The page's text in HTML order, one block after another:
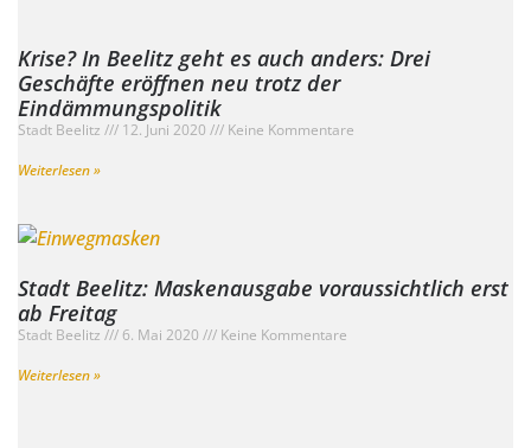
Krise? In Beelitz geht es auch anders: Drei
Geschäfte eröffnen neu trotz der
Eindämmungspolitik
Stadt Beelitz 12. Juni 2020
Keine Kommentare
Weiterlesen »
Stadt Beelitz: Maskenausgabe voraussichtlich erst
ab Freitag
Stadt Beelitz 6. Mai 2020
Keine Kommentare
Weiterlesen »